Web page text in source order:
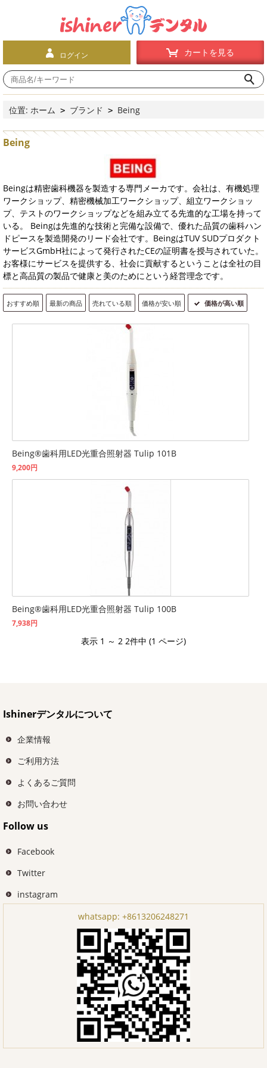
ログイン カートを見る
位置: ホーム > ブランド > Being
Being
Beingは精密歯科機器を製造する専門メーカです。会社は、有機処理
ワークショップ、精密機械加工ワークショップ、組立ワークショッ
プ、テストのワークショップなどを組み立てる先進的な工場を持って
いる。 Beingは先進的な技術と完備な設備で、優れた品質の歯科ハン
ドピースを製造開発のリード会社です。BeingはTUV SUDプロダクト
サービスGmbH社によって発行されたCEの証明書を授与されていた。
お客様にサービスを提供する、社会に貢献するということは全社の目
標と高品質の製品で健康と美のためにという経営理念です。
おすすめ順 最新の商品 売れている順 価格が安い順 価格が高い順
Being®歯科用LED光重合照射器 Tulip 101B
9,200円
Being®歯科用LED光重合照射器 Tulip 100B
7,938円
表示 1 ～ 2 2件中 (1 ページ)
Ishinerデンタルについて
企業情報
ご利用方法
よくあるご質問
お問い合わせ
Follow us
Facebook
Twitter
instagram
whatsapp: +8613206248271